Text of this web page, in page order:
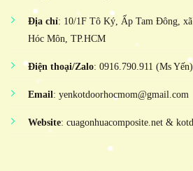
Địa chỉ: 10/1F Tô Ký, Ấp Tam Đông,
Hóc Môn, TP.HCM
Điện thoại/Zalo: 0916.790.911 (Ms Yến)
Email: yenkotdoorhocmom@gmail.com
Website: cuagonhuacomposite.net &